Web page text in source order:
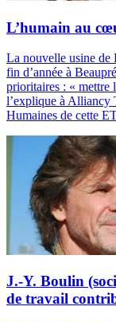
L’humain au
La nouvelle usine de
fin d’année à
prioritaires : « mettre
l’explique à Alliancy
Humaines de cette
J.-Y. Boulin
de travail